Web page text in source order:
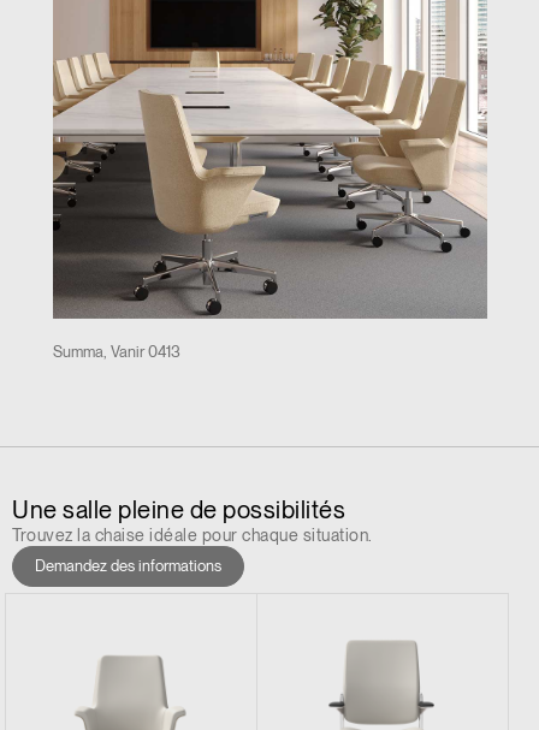
Summa, Vanir 0413
Une salle pleine de possibilités
Trouvez la chaise idéale pour chaque situation.
Demandez des informations